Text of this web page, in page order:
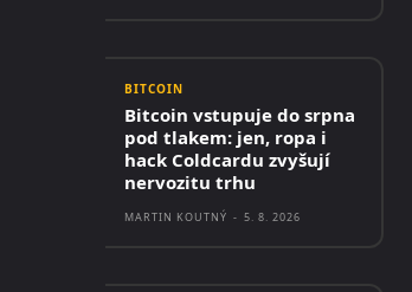
BITCOIN
Bitcoin vstupuje do srpna
pod tlakem: jen, ropa i
hack Coldcardu zvyšují
nervozitu trhu
MARTIN KOUTNÝ - 5. 8. 2026